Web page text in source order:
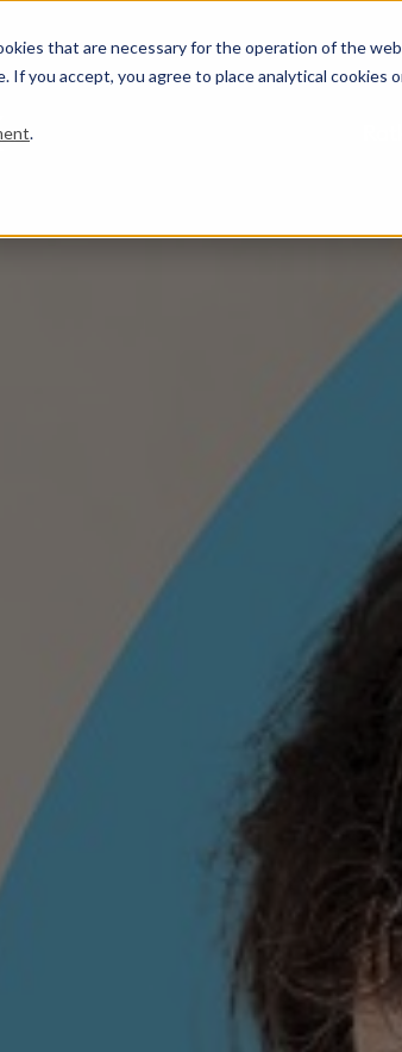
that are necessary for the operation of the
If you accept, you agree to place analytical cookies
.